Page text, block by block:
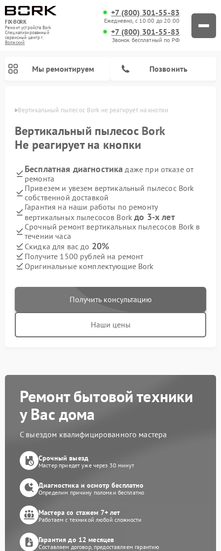
FIX-BORK
Ремонт устройств Bork
Специализированный
cервисный центр г.
Волжский
+7 (800) 301-55-83
Ежедневно, с 10:00 до 20:00
+7 (800) 301-55-83
Звонок бесплатный по РФ
Мы ремонтируем Позвонить
Вертикальный пылесос Bork не реагирует на кнопки
Вертикальный пылесос Bork
Не реагирует на кнопки
Бесплатная диагностика даже при отказе от
ремонта
Привезем и увезем вертикальный пылесос Bork
собственной доставкой
Гарантия на наши работы по ремонту
вертикальных пылесосов Borkдо 3-х лет
Срочный ремонт вертикальных пылесосов Bork в
течении часа
Скидка для вас до 20%
Получите 1500 рублей на ремонт
Оригинальные комплектующие Bork
Получить консультацию
Наши цены
Ремонт бытовой техники
у Вас дома
С выездом квалифицированного мастера
Срочный выезд
Мастер приедет уже через 30 минут
Диагностика и осмотр бесплатно
Определим причину поломки бесплатно
Мастера со стажем 7+ лет
Работаем с техникой любой сложности
Гарантия до 12 месяцев
Составляем договор, предоставляем гарантию